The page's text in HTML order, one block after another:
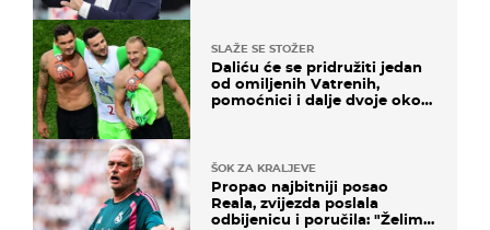
SLAŽE SE STOŽER
Daliću će se pridružiti jedan
od omiljenih Vatrenih,
pomoćnici i dalje dvoje oko
ŠOK ZA KRALJEVE
Propao najbitniji posao
Reala, zvijezda poslala
odbijenicu i poručila: "Želim